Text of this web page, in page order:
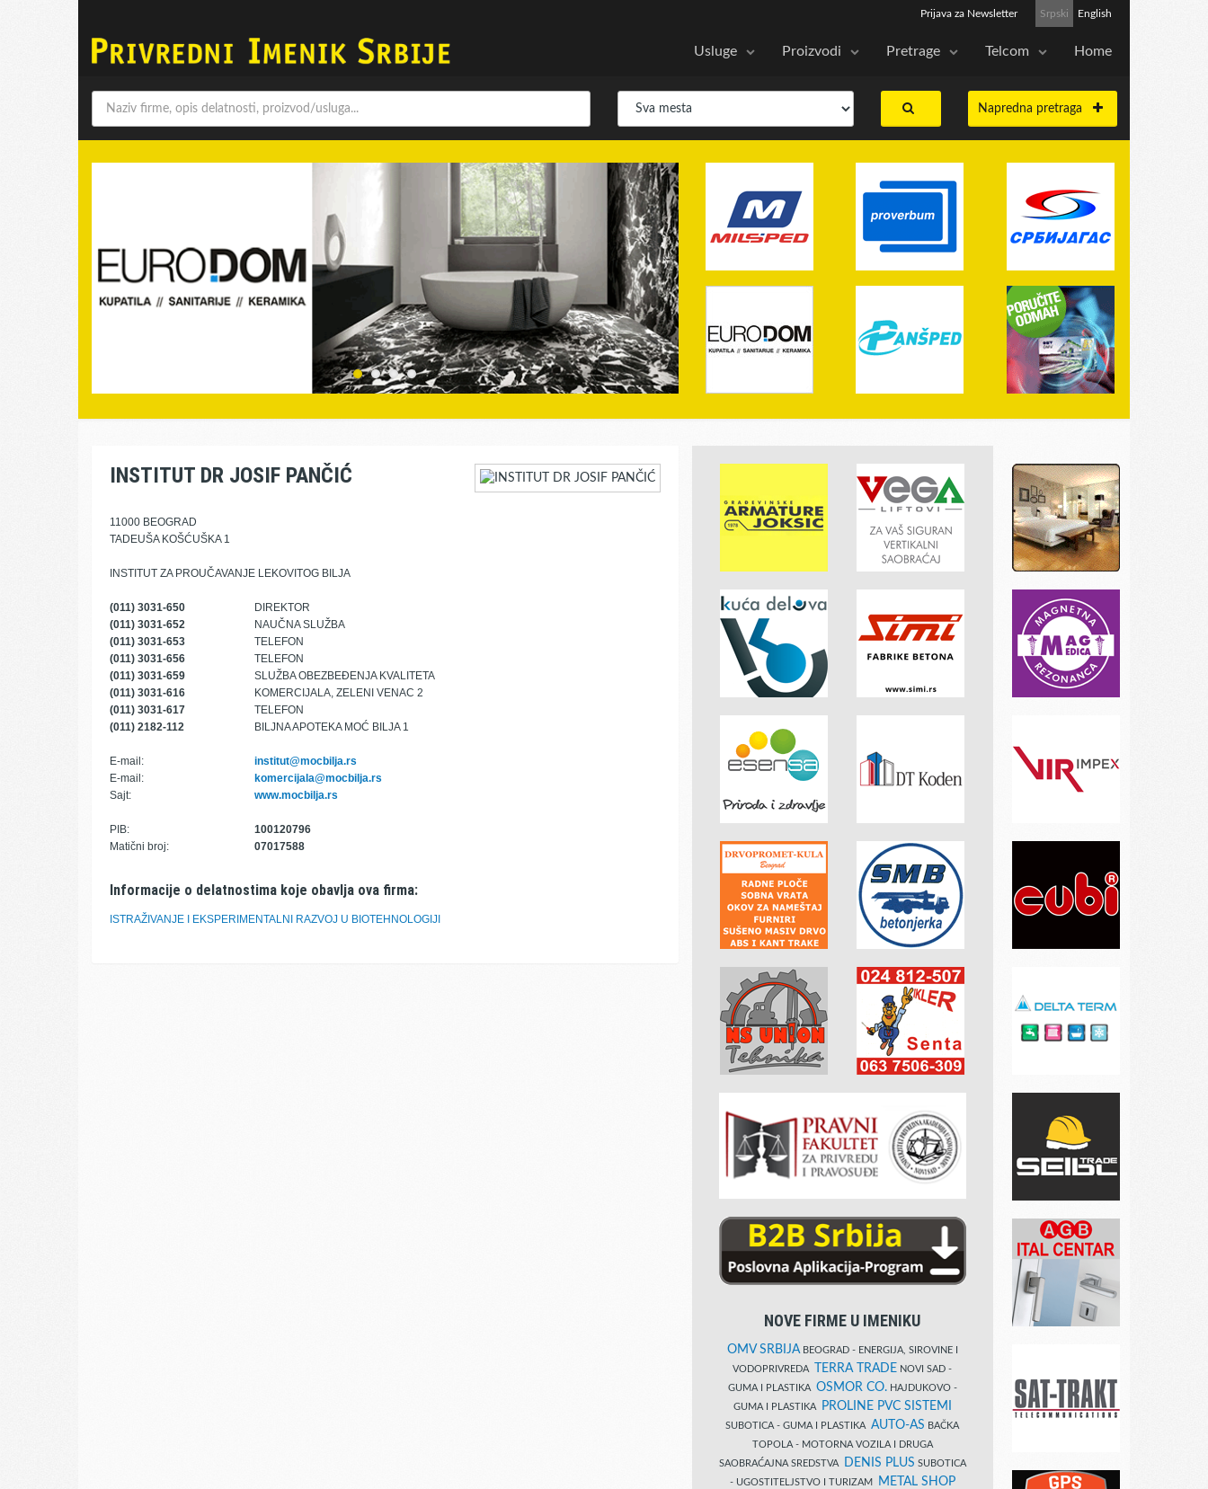
Srpski English
Prijava za Newsletter
Usluge Proizvodi Pretrage Telcom Home
Napredna pretraga
INSTITUT DR JOSIF PANČIĆ
11000 BEOGRAD
TADEUŠA KOŠĆUŠKA 1
INSTITUT ZA PROUČAVANJE LEKOVITOG BILJA
(011) 3031-650
DIREKTOR
(011) 3031-652
NAUČNA SLUŽBA
(011) 3031-653
TELEFON
(011) 3031-656
TELEFON
(011) 3031-659
SLUŽBA OBEZBEĐENJA KVALITETA
(011) 3031-616
KOMERCIJALA, ZELENI VENAC 2
(011) 3031-617
TELEFON
(011) 2182-112
BILJNA APOTEKA MOĆ BILJA 1
E-mail:
institut@mocbilja.rs
E-mail:
komercijala@mocbilja.rs
Sajt:
www.mocbilja.rs
PIB:
100120796
Matični broj:
07017588
Informacije o delatnostima koje obavlja ova firma:
ISTRAŽIVANJE I EKSPERIMENTALNI RAZVOJ U BIOTEHNOLOGIJI
NOVE FIRME U IMENIKU
OMV SRBIJABEOGRAD - ENERGIJA, SIROVINE I
VODOPRIVREDA
TERRA TRADE NOVI SAD -
GUMA I PLASTIKA OSMOR CO.HAJDUKOVO -
GUMA I PLASTIKA
PROLINE PVC SISTEMI
SUBOTICA - GUMA I PLASTIKA AUTO-AS BAČKA
TOPOLA - MOTORNA VOZILA I DRUGA
SAOBRAĆAJNA SREDSTVA
DENIS PLUS SUBOTICA
- UGOSTITELJSTVO I TURIZAM
METAL SHOP